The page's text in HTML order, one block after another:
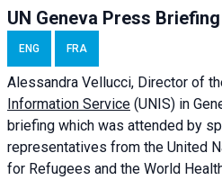
UN Geneva Press
ENG FRA
Alessandra Vellucci, Director of
Information Service (UNIS) in
briefing which was attended by
representatives from the United
for Refugees and the World